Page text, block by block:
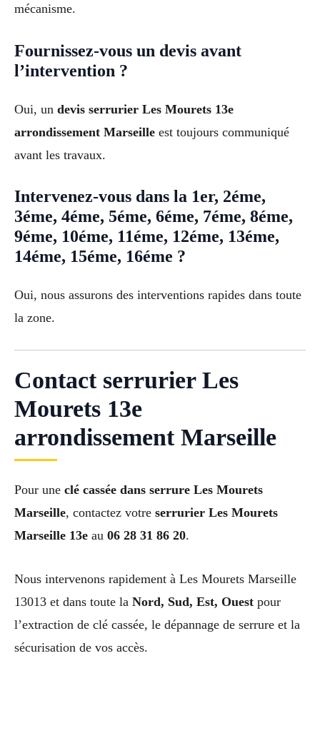
mécanisme.
Fournissez-vous un devis avant
l’intervention ?
Oui, un devis serrurier Les Mourets 13e
arrondissement Marseille est toujours communiqué
avant les travaux.
Intervenez-vous dans la 1er, 2éme,
3éme, 4éme, 5éme, 6éme, 7éme, 8éme,
9éme, 10éme, 11éme, 12éme, 13éme,
14éme, 15éme, 16éme ?
Oui, nous assurons des interventions rapides dans toute
la zone.
Contact serrurier Les
Mourets 13e
arrondissement Marseille
Pour une clé cassée dans serrure Les Mourets
Marseille, contactez votre serrurier Les Mourets
Marseille 13e au 06 28 31 86 20.
Nous intervenons rapidement à Les Mourets Marseille
13013 et dans toute la Nord, Sud, Est, Ouest pour
l’extraction de clé cassée, le dépannage de serrure et la
sécurisation de vos accès.